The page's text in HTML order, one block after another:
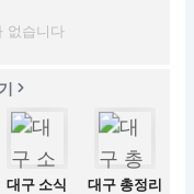
없습니다
대구 소식 대구 총정리